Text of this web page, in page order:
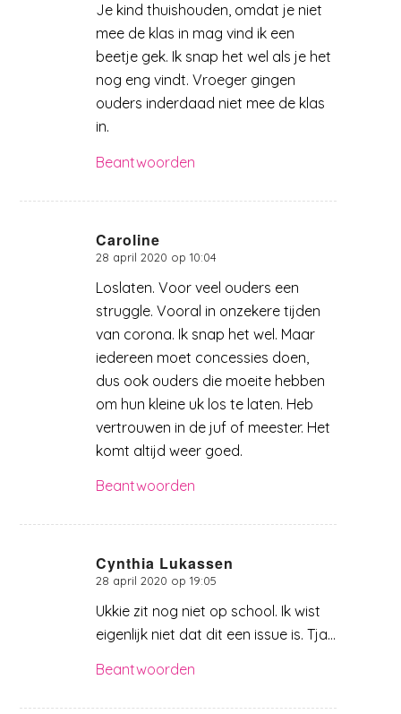
Je kind thuishouden, omdat je niet
mee de klas in mag vind ik een
beetje gek. Ik snap het wel als je het
nog eng vindt. Vroeger gingen
ouders inderdaad niet mee de klas
in.
Beantwoorden
Caroline
zegt:
28 april 2020 op 10:04
Loslaten. Voor veel ouders een
struggle. Vooral in onzekere tijden
van corona. Ik snap het wel. Maar
iedereen moet concessies doen,
dus ook ouders die moeite hebben
om hun kleine uk los te laten. Heb
vertrouwen in de juf of meester. Het
komt altijd weer goed.
Beantwoorden
Cynthia Lukassen
zegt:
28 april 2020 op 19:05
Ukkie zit nog niet op school. Ik wist
eigenlijk niet dat dit een issue is. Tja…
Beantwoorden